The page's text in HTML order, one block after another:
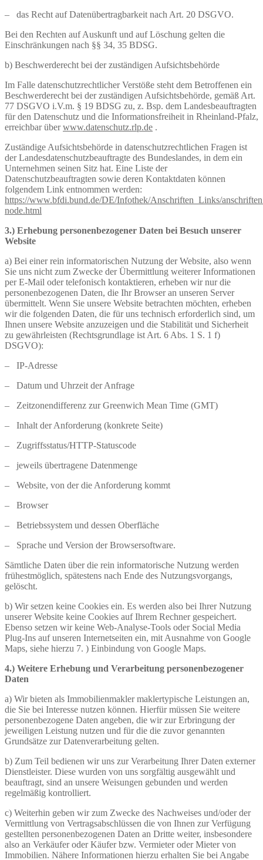
– das Recht auf Datenübertragbarkeit nach Art. 20 DSGVO.
Bei den Rechten auf Auskunft und auf Löschung gelten die
Einschränkungen nach §§ 34, 35 BDSG.
b) Beschwerderecht bei der zuständigen Aufsichtsbehörde
Im Falle datenschutzrechtlicher Verstöße steht dem Betroffenen ein
Beschwerderecht bei der zuständigen Aufsichtsbehörde, gemäß Art.
77 DSGVO i.V.m. § 19 BDSG zu, z. Bsp. dem Landesbeauftragten
für den Datenschutz und die Informationsfreiheit in Rheinland-Pfalz,
erreichbar überwww.datenschutz.rlp.de .
Zuständige Aufsichtsbehörde in datenschutzrechtlichen Fragen ist
der Landesdatenschutzbeauftragte des Bundeslandes, in dem ein
Unternehmen seinen Sitz hat. Eine Liste der
Datenschutzbeauftragten sowie deren Kontaktdaten können
folgendem Link entnommen werden:
https://www.bfdi.bund.de/DE/Infothek/Anschriften_Links/
node.html
3.) Erhebung personenbezogener Daten bei Besuch unserer
Website
a) Bei einer rein informatorischen Nutzung der Website, also wenn
Sie uns nicht zum Zwecke der Übermittlung weiterer Informationen
per E-Mail oder telefonisch kontaktieren, erheben wir nur die
personenbezogenen Daten, die Ihr Browser an unseren Server
übermittelt. Wenn Sie unsere Website betrachten möchten, erheben
wir die folgenden Daten, die für uns technisch erforderlich sind, um
Ihnen unsere Website anzuzeigen und die Stabilität und Sicherheit
zu gewährleisten (Rechtsgrundlage ist Art. 6 Abs. 1 S. 1 f)
DSGVO):
– IP-Adresse
– Datum und Uhrzeit der Anfrage
– Zeitzonendifferenz zur Greenwich Mean Time (GMT)
– Inhalt der Anforderung (konkrete Seite)
– Zugriffsstatus/HTTP-Statuscode
– jeweils übertragene Datenmenge
– Website, von der die Anforderung kommt
– Browser
– Betriebssystem und dessen Oberfläche
– Sprache und Version der Browsersoftware.
Sämtliche Daten über die rein informatorische Nutzung werden
frühestmöglich, spätestens nach Ende des Nutzungsvorgangs,
gelöscht.
b) Wir setzen keine Cookies ein. Es werden also bei Ihrer Nutzung
unserer Website keine Cookies auf Ihrem Rechner gespeichert.
Ebenso setzen wir keine Web-Analyse-Tools oder Social Media
Plug-Ins auf unseren Internetseiten ein, mit Ausnahme von Google
Maps, siehe hierzu 7. ) Einbindung von Google Maps.
4.) Weitere Erhebung und Verarbeitung personenbezogener
Daten
a) Wir bieten als Immobilienmakler maklertypische Leistungen an,
die Sie bei Interesse nutzen können. Hierfür müssen Sie weitere
personenbezogene Daten angeben, die wir zur Erbringung der
jeweiligen Leistung nutzen und für die die zuvor genannten
Grundsätze zur Datenverarbeitung gelten.
b) Zum Teil bedienen wir uns zur Verarbeitung Ihrer Daten externer
Dienstleister. Diese wurden von uns sorgfältig ausgewählt und
beauftragt, sind an unsere Weisungen gebunden und werden
regelmäßig kontrolliert.
c) Weiterhin geben wir zum Zwecke des Nachweises und/oder der
Vermittlung von Vertragsabschlüssen die von Ihnen zur Verfügung
gestellten personenbezogenen Daten an Dritte weiter, insbesondere
also an Verkäufer oder Käufer bzw. Vermieter oder Mieter von
Immobilien. Nähere Informationen hierzu erhalten Sie bei Angabe